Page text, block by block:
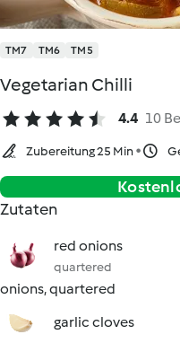
TM7 TM6 TM5
Vegetarian Chilli
4.4 10
Zubereitung 25 Min
Zutaten
red onions
quartered
onions, quartered
garlic cloves